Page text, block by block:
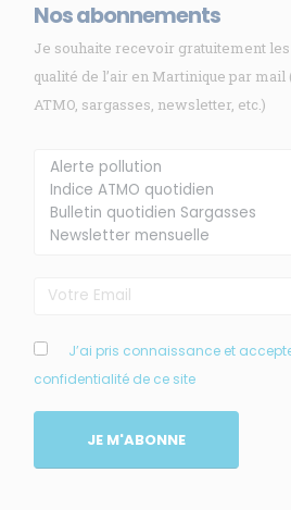
Nos abonnements
Je souhaite recevoir gratuitement
qualité de l’air en Martinique par
ATMO, sargasses, newsletter, etc.)
J’ai pris connaissance et
confidentialité de ce site
JE M'ABONNE
Membre de Agréé par
Accueil